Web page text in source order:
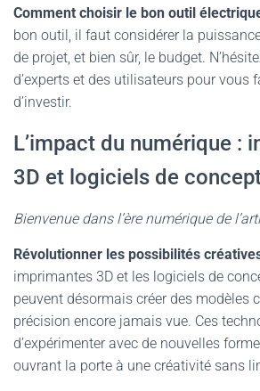
Comment choisir le bon outil
bon outil, il faut considérer la
de projet, et bien sûr, le budget.
d’experts et des utilisateurs pour vous
d’investir.
L’impact du numérique :
3D et logiciels de
Bienvenue dans l’ère numérique de
Révolutionner les possibilités
imprimantes 3D et les logiciels de
peuvent désormais créer des modèles
précision encore jamais vue. Ces
d’expérimenter avec de nouvelles
ouvrant la porte à une créativité sans